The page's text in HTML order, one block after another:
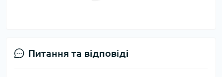
Питання та відповіді